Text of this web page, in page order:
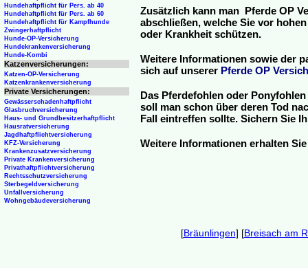
Zusätzlich kann man Pferde OP
abschließen, welche Sie vor
oder Krankheit schützen.
Weitere Informationen sowie der
sich auf unserer Pferde OP
Das Pferdefohlen oder
soll man schon über deren Tod
Fall eintreffen sollte. Sichern Sie
Weitere Informationen erhalten
Hundehaftpflicht für Pers. ab 40
Hundehaftpflicht für Pers. ab 60
Hundehaftpflicht für Kampfhunde
Zwingerhaftpflicht
Hunde-OP-Versicherung
Hundekrankenversicherung
Hunde-Kombi
Katzenversicherungen:
Katzen-OP-Versicherung
Katzenkrankenversicherung
Private Versicherungen:
Gewässerschadenhaftpflicht
Glasbruchversicherung
Haus- und Grundbesitzerhaftpflicht
Hausratversicherung
Jagdhaftpflichtversicherung
KFZ-Versicherung
Krankenzusatzversicherung
Private Krankenversicherung
Privathaftpflichtversicherung
Rechtsschutzversicherung
Sterbegeldversicherung
Unfallversicherung
Wohngebäudeversicherung
[Bräunlingen] [Breisach am